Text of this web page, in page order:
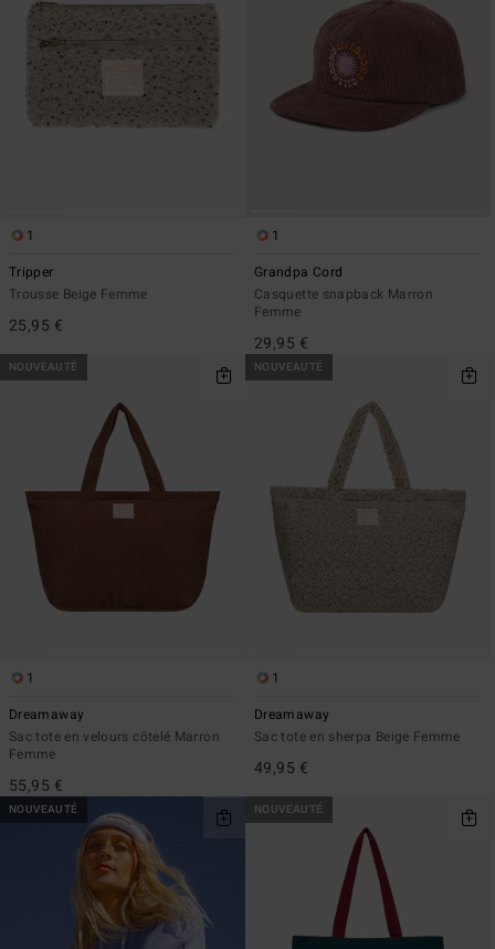
1
Tripper
Trousse Beige Femme
25,95 €
1
Grandpa Cord
Casquette snapback Marron
Femme
29,95 €
NOUVEAUTÉ
1
Dreamaway
Sac tote en velours côtelé Marron
Femme
55,95 €
NOUVEAUTÉ
1
Dreamaway
Sac tote en sherpa Beige Femme
49,95 €
NOUVEAUTÉ NOUVEAUTÉ